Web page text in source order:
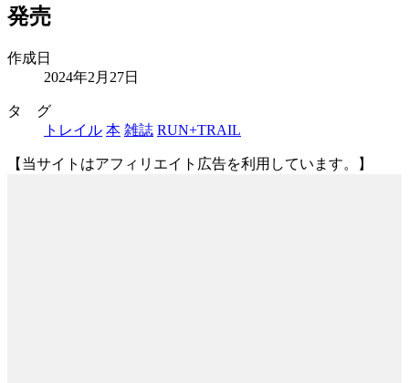
発売
作成日
2024年2月27日
タ グ
トレイル 本 雑誌 RUN+TRAIL
【当サイトはアフィリエイト広告を利用しています。】